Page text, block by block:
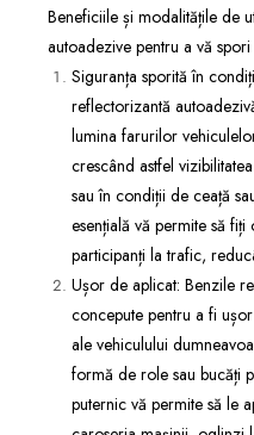
Beneficiile și modalitățile de
autoadezive pentru a vă
Siguranța sporită în
reflectorizantă
lumina farurilor
crescând astfel
sau în condiții de ceață
esențială vă permite să
participanți la trafic,
Ușor de aplicat: Benzile
concepute pentru a fi
ale vehiculului
formă de role sau bucăți
puternic vă permite să le